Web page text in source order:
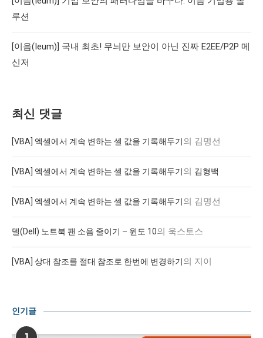
루션
[이음(Ieum)] 국내 최초! 무늬만 보안이 아닌 진짜 E2EE/P2P 메
신저
최신 댓글
[VBA] 엑셀에서 계속 변하는 셀 값을 기록해두기의 김명선
[VBA] 엑셀에서 계속 변하는 셀 값을 기록해두기의 김형백
[VBA] 엑셀에서 계속 변하는 셀 값을 기록해두기의 김명선
델(Dell) 노트북 팬 소음 줄이기 – 윈도 10의 욱스토스
[VBA] 상대 참조를 절대 참조로 한번에 변경하기의 지이
인기글